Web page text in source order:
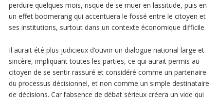
perdure quelques mois, risque de se muer en lassitude, puis en
un effet boomerang qui accentuera le fossé entre le citoyen et
ses institutions, surtout dans un contexte économique difficile.
Il aurait été plus judicieux d’ouvrir un dialogue national large et
sincère, impliquant toutes les parties, ce qui aurait permis au
citoyen de se sentir rassuré et considéré comme un partenaire
du processus décisionnel, et non comme un simple destinataire
de décisions. Car l’absence de débat sérieux créera un vide qui